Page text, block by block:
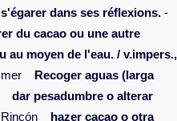
dans ses réflexions. -
du cacao ou une autre
au moyen de l'eau. / v.impers.,
Recoger aguas (larga
dar pesadumbre o alterar
hazer cacao o otra